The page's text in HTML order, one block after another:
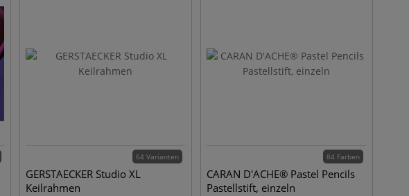
64 Varianten
GERSTAECKER Studio XL
Keilrahmen
84 Farben
CARAN D'ACHE® Pastel Pencils
Pastellstift, einzeln